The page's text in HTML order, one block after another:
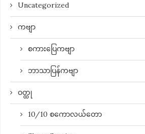
Uncategorized
ကဗျာ
စကားပြေကဗျာ
ဘာသာပြန်ကဗျာ
ဝတ္ထု
10/10 စကောလယ်တော